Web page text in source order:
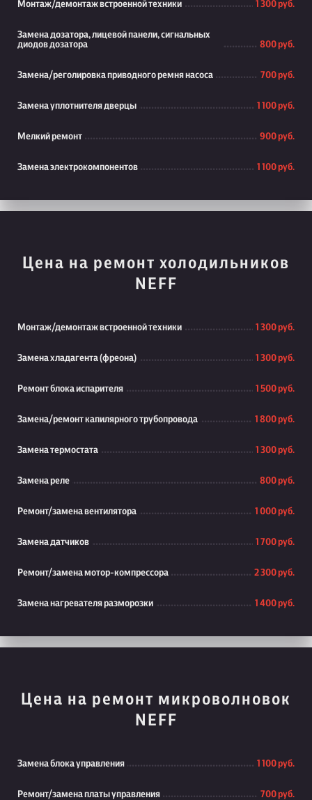
Монтаж/демонтаж встроенной техники 1 300 руб.
Замена дозатора, лицевой панели, сигнальных
диодов дозатора
800 руб.
Замена/реголировка приводного ремня насоса 700 руб.
Замена уплотнителя дверцы 1 100 руб.
Мелкий ремонт 900 руб.
Замена электрокомпонентов 1 100 руб.
Цена на ремонт холодильников
NEFF
Монтаж/демонтаж встроенной техники 1 300 руб.
Замена хладагента (фреона) 1 300 руб.
Ремонт блока испарителя 1 500 руб.
Замена/ремонт капилярного трубопровода 1 800 руб.
Замена термостата 1 300 руб.
Замена реле 800 руб.
Ремонт/замена вентилятора 1 000 руб.
Замена датчиков 1 700 руб.
Ремонт/замена мотор-компрессора 2 300 руб.
Замена нагревателя разморозки 1 400 руб.
Цена на ремонт микроволновок
NEFF
Замена блока управления 1 100 руб.
Ремонт/замена платы управления 700 руб.